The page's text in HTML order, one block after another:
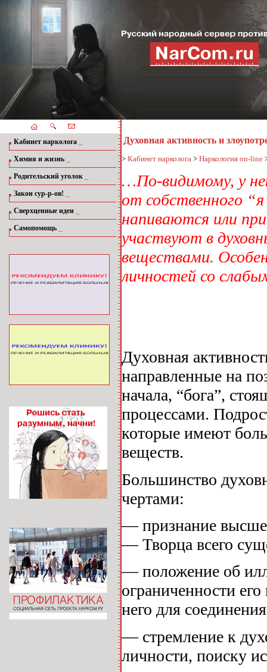
Кабинет нарколога
Химия и жизнь
Родительский уголок
Закон сур-р-ов!
Сверхценные идеи
Самопомощь
Духовная активность и
> Кабинет нарколога > Наркология on-line
…По-видимому, у
от собственного
напиваются или
участвуют в
веществами.
личностей со
Духовная
направленные на
начала, “бога”,
процессами.
которые имеют
веществ.
Большинство
чертами:
— признание
— Творца всего
— положение об
ограниченности
него для
— стремление к
личности, поиску